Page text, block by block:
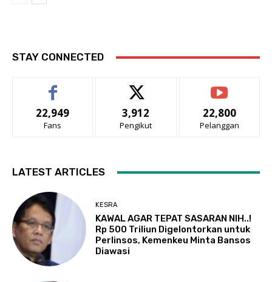
STAY CONNECTED
22,949
Fans
3,912
Pengikut
22,800
Pelanggan
LATEST ARTICLES
KESRA
KAWAL AGAR TEPAT SASARAN NIH..!
Rp 500 Triliun Digelontorkan untuk
Perlinsos, Kemenkeu Minta Bansos
Diawasi